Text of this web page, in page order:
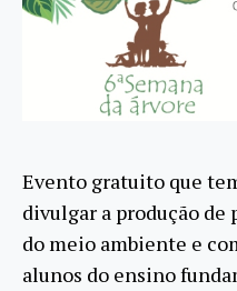
Evento gratuito que
divulgar a produção de
do meio ambiente e
alunos do ensino